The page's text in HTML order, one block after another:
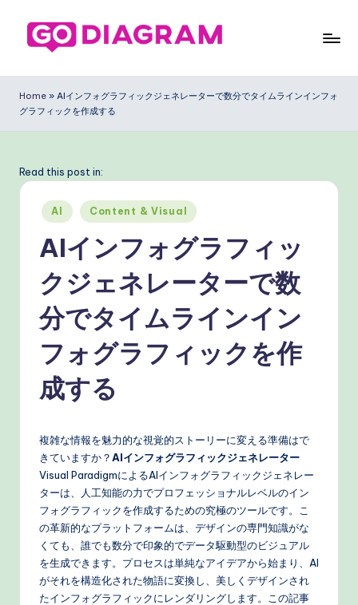
o
D
g
ra
a
P
Home » AIインフォグラフィックジェネレーターで数分でタイムラインインフォ
グラフィックを作成する
Read this post in:
Posted
in
AI Content & Visual
AIインフォグラフィッ
クジェネレーターで数
分でタイムラインイン
フォグラフィックを作
成する
複雑な情報を魅力的な視覚的ストーリーに変える準備はで
きていますか？AIインフォグラフィックジェネレーター
Visual ParadigmによるAIインフォグラフィックジェネレー
ターは、人工知能の力でプロフェッショナルレベルのイン
フォグラフィックを作成するための究極のツールです。こ
の革新的なプラットフォームは、デザインの専門知識がな
くても、誰でも数分で印象的でデータ駆動型のビジュアル
を生成できます。プロセスは単純なアイデアから始まり、AI
がそれを構造化された物語に変換し、美しくデザインされ
たインフォグラフィックにレンダリングします。この記事